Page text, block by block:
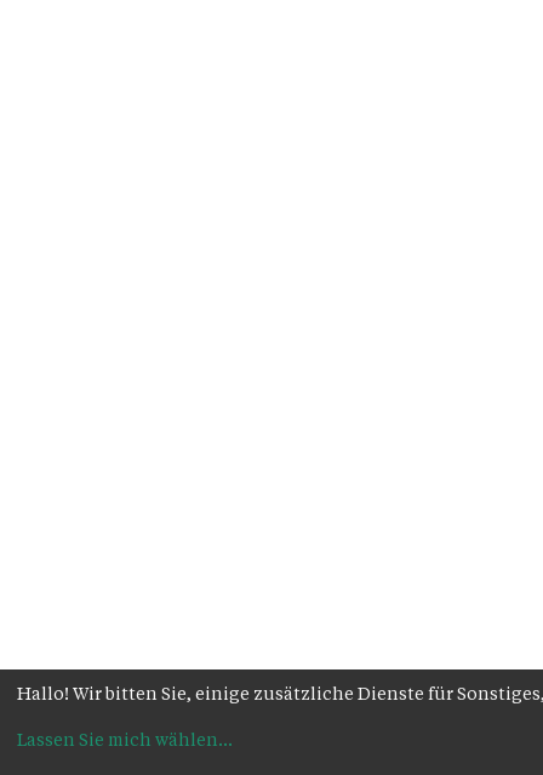
Hallo! Wir bitten Sie, einige zusätzliche Dienste für
Lassen Sie mich wählen...